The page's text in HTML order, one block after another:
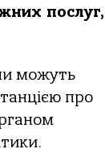
послуг,
можуть
про